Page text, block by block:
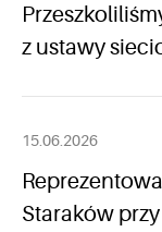
z ustawy
15.06.2026
Staraków